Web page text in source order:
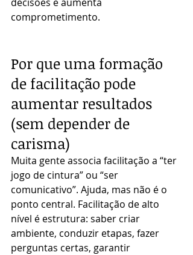
comprometimento.
Por que uma formação
de facilitação pode
aumentar resultados
(sem depender de
carisma)
Muita gente associa facilitação a “ter
jogo de cintura” ou “ser
comunicativo”. Ajuda, mas não é o
ponto central. Facilitação de alto
nível é estrutura: saber criar
ambiente, conduzir etapas, fazer
perguntas certas, garantir